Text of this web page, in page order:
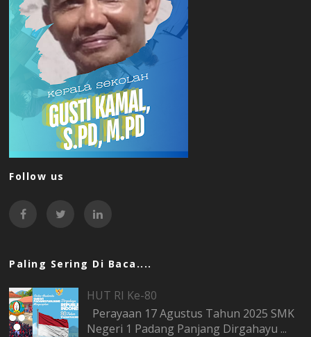
Follow us
Paling Sering Di Baca....
HUT RI Ke-80
Perayaan 17 Agustus Tahun 2025 SMK
Negeri 1 Padang Panjang Dirgahayu ...